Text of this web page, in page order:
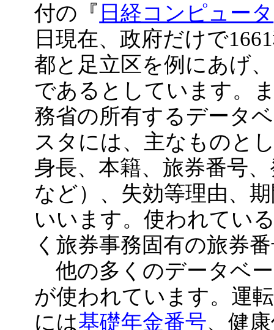
付の『 日経コンピュータ
日現在、政府だけで
都と足立区を例にあげ
であるとしています。
務省の所有するデータ
スタには、主なものと
身長、本籍、旅券番号
など）、失効等理由、
いいます。使われてい
く旅券事務固有の旅券
他の多くのデータベ
が使われています。運
には基礎年金番号、健